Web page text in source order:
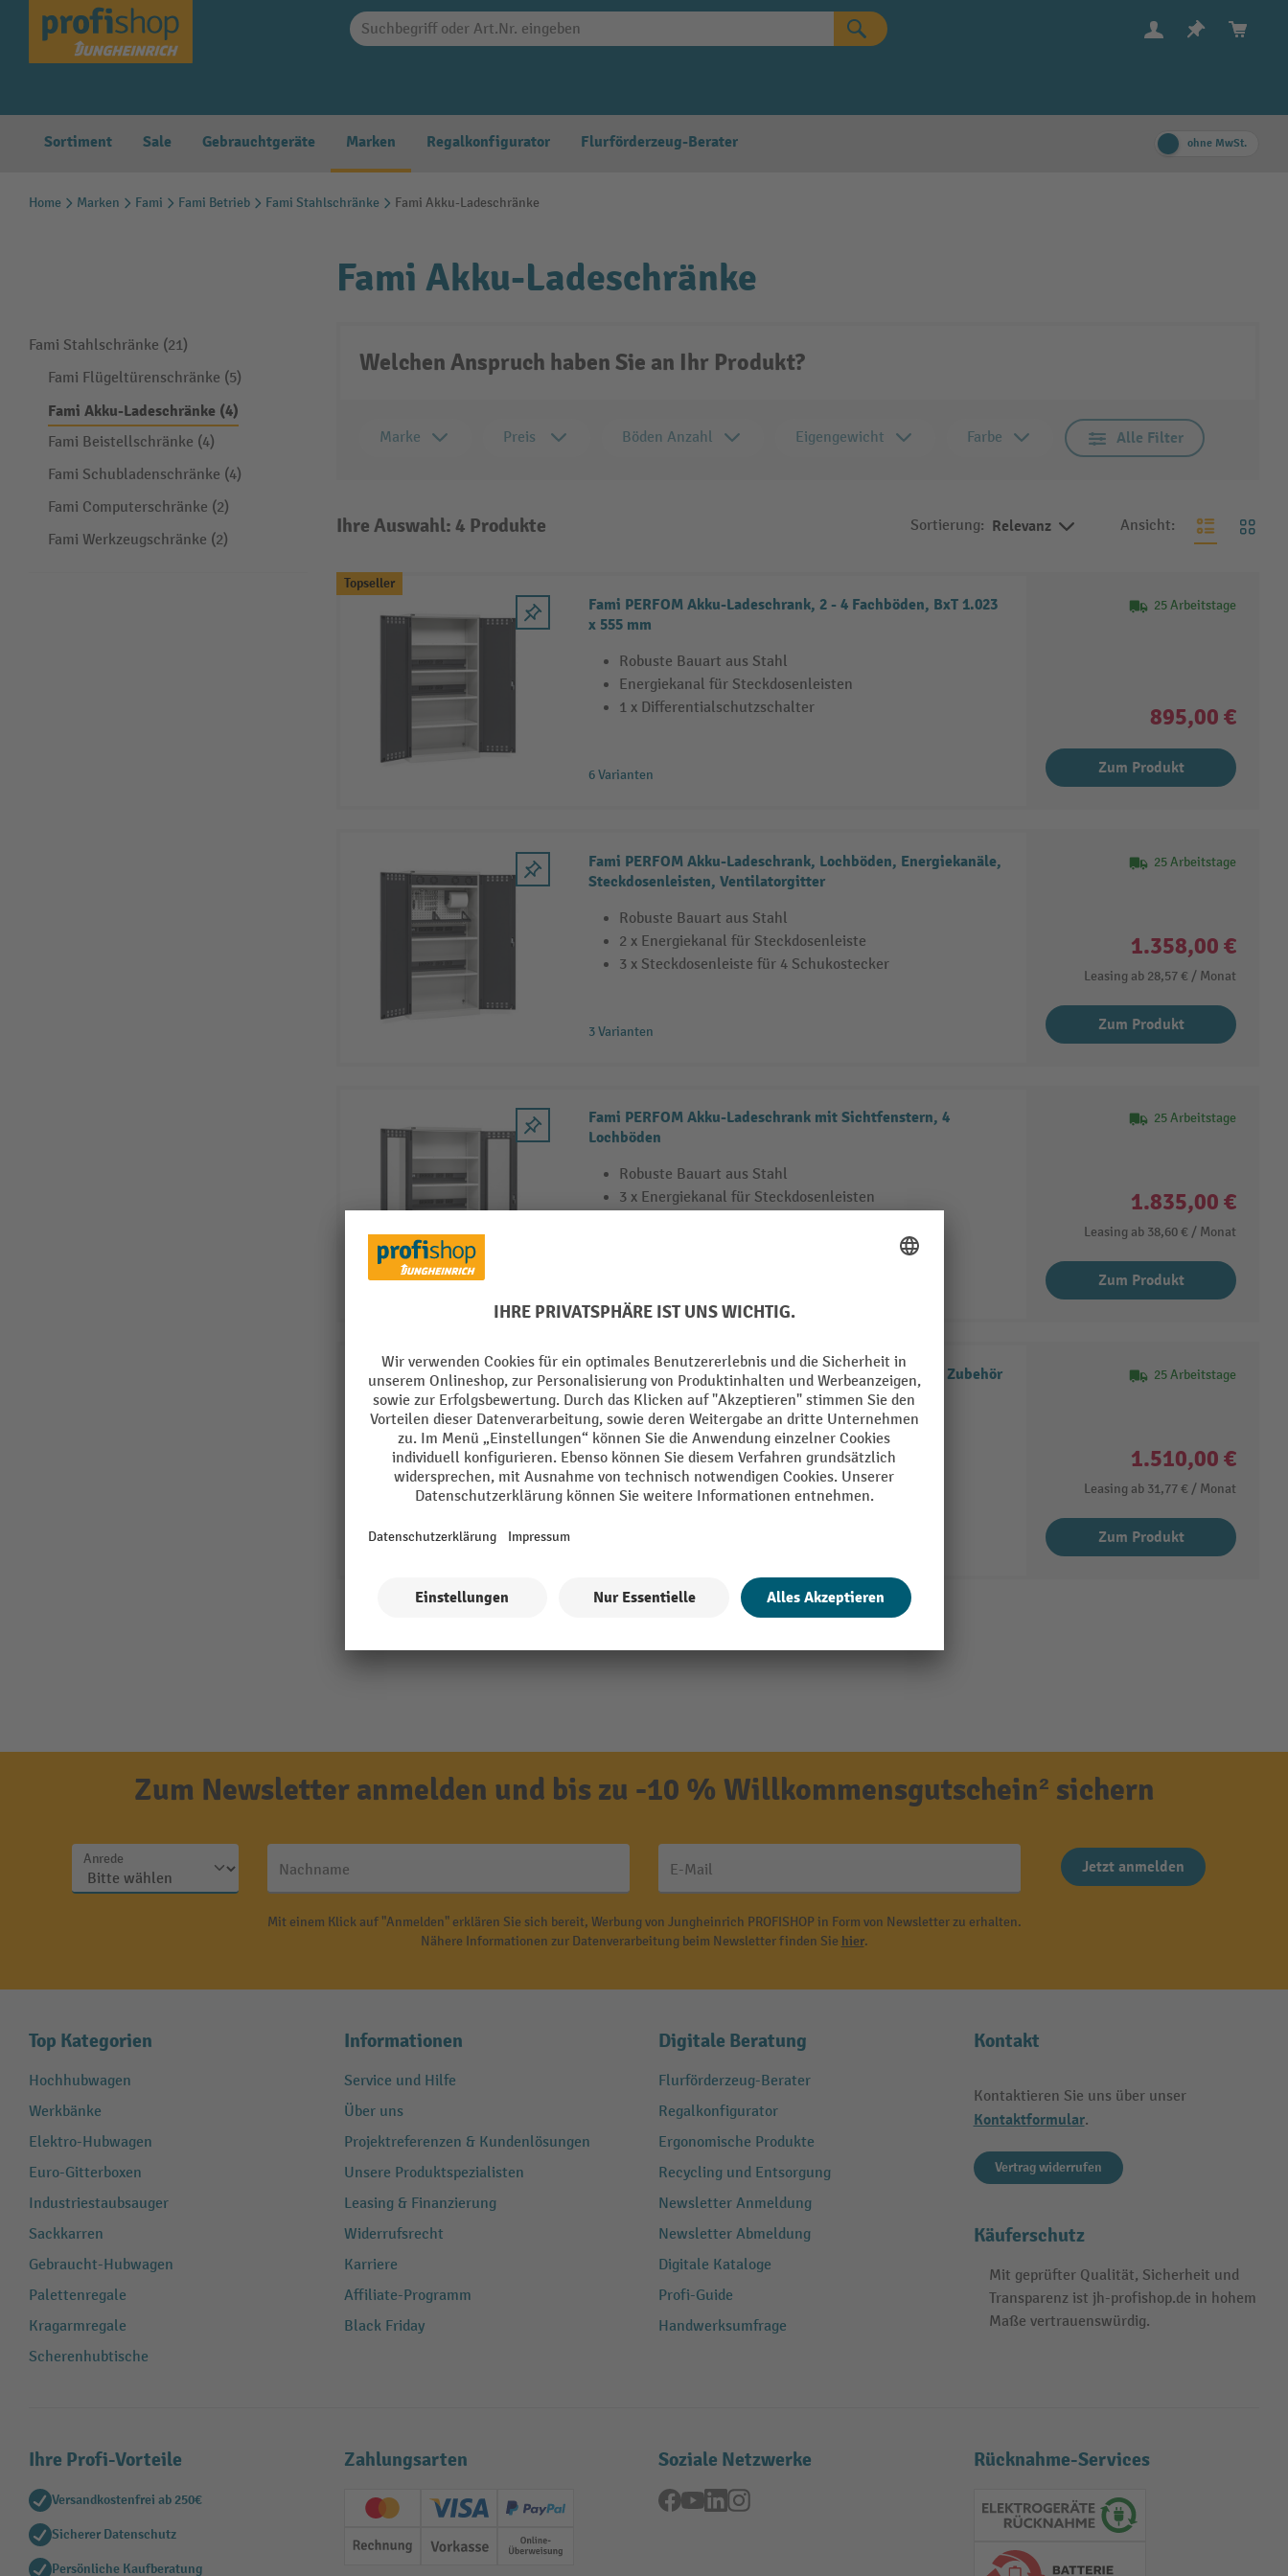
Zur Hauptnavigation springen
Sortiment Sale Gebrauchtgeräte Marken Regalkonfigurator Flurförderzeug-Berater ohne MwSt.
Home Marken Fami Fami Betrieb Fami Stahlschränke Fami Akku-Ladeschränke
Fami Stahlschränke (21)
Fami Flügeltürenschränke (5)
Fami Akku-Ladeschränke (4)
Fami Beistellschränke (4)
Fami Schubladenschränke (4)
Fami Computerschränke (2)
Fami Werkzeugschränke (2)
Fami Akku-Ladeschränke
Welchen Anspruch haben Sie an Ihr Produkt?
Marke Preis Böden Anzahl Eigengewicht Farbe Alle Filter
Ihre Auswahl: 4 Produkte Sortierung: Relevanz Ansicht:
Topseller
Fami PERFOM Akku-Ladeschrank, 2 - 4 Fachböden, BxT 1.023
x 555 mm
Robuste Bauart aus Stahl
Energiekanal für Steckdosenleisten
1 x Differentialschutzschalter
6 Varianten
25 Arbeitstage
895,00 €
Zum Produkt
Fami PERFOM Akku-Ladeschrank, Lochböden, Energiekanäle,
Steckdosenleisten, Ventilatorgitter
Robuste Bauart aus Stahl
2 x Energiekanal für Steckdosenleiste
3 x Steckdosenleiste für 4 Schukostecker
3 Varianten
25 Arbeitstage
1.358,00 €
Leasing ab 28,57 € / Monat
Zum Produkt
Fami PERFOM Akku-Ladeschrank mit Sichtfenstern, 4
Lochböden
Robuste Bauart aus Stahl
3 x Energiekanal für Steckdosenleisten
25 Arbeitstage
1.835,00 €
Leasing ab 38,60 € / Monat
Zum Produkt
Fami PERFOM Akku-Ladeschrank mit Lochplatte und Zubehör
Robuste Bauart aus Stahl
2 x Energiekanal für Steckdosenleisten
1 x Differentialschutzschalter
25 Arbeitstage
1.510,00 €
Leasing ab 31,77 € / Monat
Zum Produkt
Zum Newsletter anmelden und bis zu -10 % Willkommensgutschein² sichern
Anrede
Nachname E-Mail Jetzt anmelden
Mit einem Klick auf "Anmelden" erklären Sie sich bereit, Werbung von Jungheinrich PROFISHOP in Form von Newsletter zu erhalten.
Nähere Informationen zur Datenverarbeitung beim Newsletter finden Sie hier.
Top Kategorien
Hochhubwagen
Werkbänke
Elektro-Hubwagen
Euro-Gitterboxen
Industriestaubsauger
Sackkarren
Gebraucht-Hubwagen
Palettenregale
Kragarmregale
Scherenhubtische
Informationen
Service und Hilfe
Über uns
Projektreferenzen & Kundenlösungen
Unsere Produktspezialisten
Leasing & Finanzierung
Widerrufsrecht
Karriere
Affiliate-Programm
Black Friday
Digitale Beratung
Flurförderzeug-Berater
Regalkonfigurator
Ergonomische Produkte
Recycling und Entsorgung
Newsletter Anmeldung
Newsletter Abmeldung
Digitale Kataloge
Profi-Guide
Handwerksumfrage
Kontakt
Kontaktieren Sie uns über unser
Kontaktformular.
Vertrag widerrufen
Käuferschutz
Mit geprüfter Qualität, Sicherheit und
Transparenz ist jh-profishop.de in hohem
Maße vertrauenswürdig.
Ihre Profi-Vorteile
Versandkostenfrei ab 250€
Sicherer Datenschutz
Persönliche Kaufberatung
Zahlungsarten
Creditcard (Master)Creditcard (Visa)
PayPal
Rechnung Vorkasse Online-Überweisung
Soziale Netzwerke
Facebook
YouTubeLinkedInInstagram
Rücknahme-Services
Elektrogeräte Rückname
Batterie Rückname